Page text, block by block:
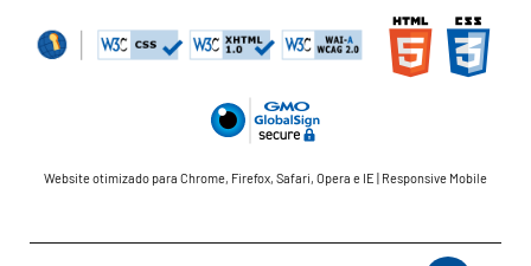
Website otimizado para Chrome, Firefox, Safari, Opera e IE | Responsive Mobile